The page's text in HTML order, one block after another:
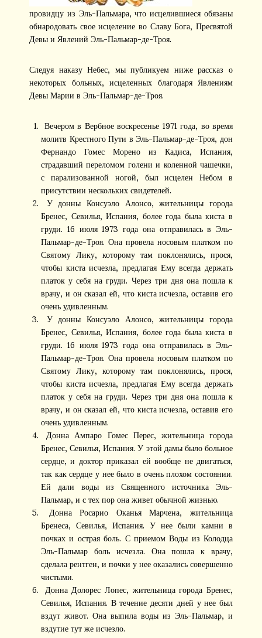
провидцу из Эль-Пальмара, что исцелившиеся обязаны
обнародовать свое исцеление во Славу Бога, Пресвятой
Девы и Явлений Эль-Пальмар-де-Троя.
Следуя наказу Небес, мы публикуем ниже рассказ о
некоторых больных, исцеленных благодаря Явлениям
Девы Марии в Эль-Пальмар-де-Троя.
Вечером в Вербное воскресенье 1971 года, во время
молитв Крестного Пути в Эль-Пальмар-де-Троя, дон
Фернандо Гомес Морено из Кадиса, Испания,
страдавший переломом голени и коленной чашечки,
с парализованной ногой, был исцелен Небом в
присутствии нескольких свидетелей.
У донны Консуэло Алонсо, жительницы города
Бренес, Севилья, Испания, более года была киста в
груди. 16 июля 1973 года она отправилась в Эль-
Пальмар-де-Троя. Она провела носовым платком по
Святому Лику, которому там поклонялись, прося,
чтобы киста исчезла, предлагая Ему всегда держать
платок у себя на груди. Через три дня она пошла к
врачу, и он сказал ей, что киста исчезла, оставив его
очень удивленным.
У донны Консуэло Алонсо, жительницы города
Бренес, Севилья, Испания, более года была киста в
груди. 16 июля 1973 года она отправилась в Эль-
Пальмар-де-Троя. Она провела носовым платком по
Святому Лику, которому там поклонялись, прося,
чтобы киста исчезла, предлагая Ему всегда держать
платок у себя на груди. Через три дня она пошла к
врачу, и он сказал ей, что киста исчезла, оставив его
очень удивленным.
Донна Ампаро Гомес Перес, жительница города
Бренес, Севилья, Испания. У этой дамы было больное
сердце, и доктор приказал ей вообще не двигаться,
так как сердце у нее было в очень плохом состоянии.
Ей дали воды из Священного источника Эль-
Пальмар, и с тех пор она живет обычной жизнью.
Донна Росарио Оканья Марчена, жительница
Бренеса, Севилья, Испания. У нее были камни в
почках и острая боль. С приемом Воды из Колодца
Эль-Пальмар боль исчезла. Она пошла к врачу,
сделала рентген, и почки у нее оказались совершенно
чистыми.
Донна Долорес Лопес, жительница города Бренес,
Севилья, Испания. В течение десяти дней у нее был
вздут живот. Она выпила воды из Эль-Пальмар, и
вздутие тут же исчезло.